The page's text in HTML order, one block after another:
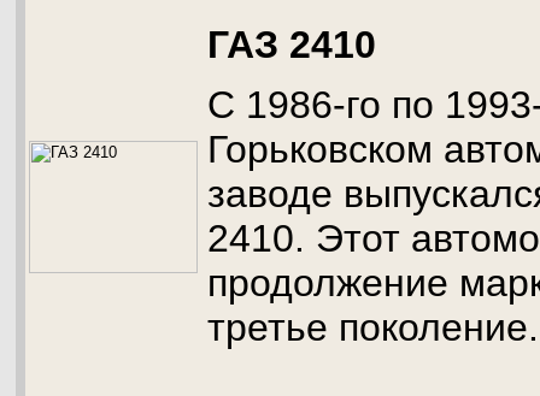
ГАЗ 2410
С 1986-го по
Горьковском
заводе
2410. Этот
продолжение
третье поколение.